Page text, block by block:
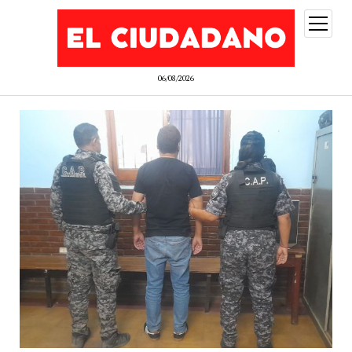
06/08/2026
abrir
menú